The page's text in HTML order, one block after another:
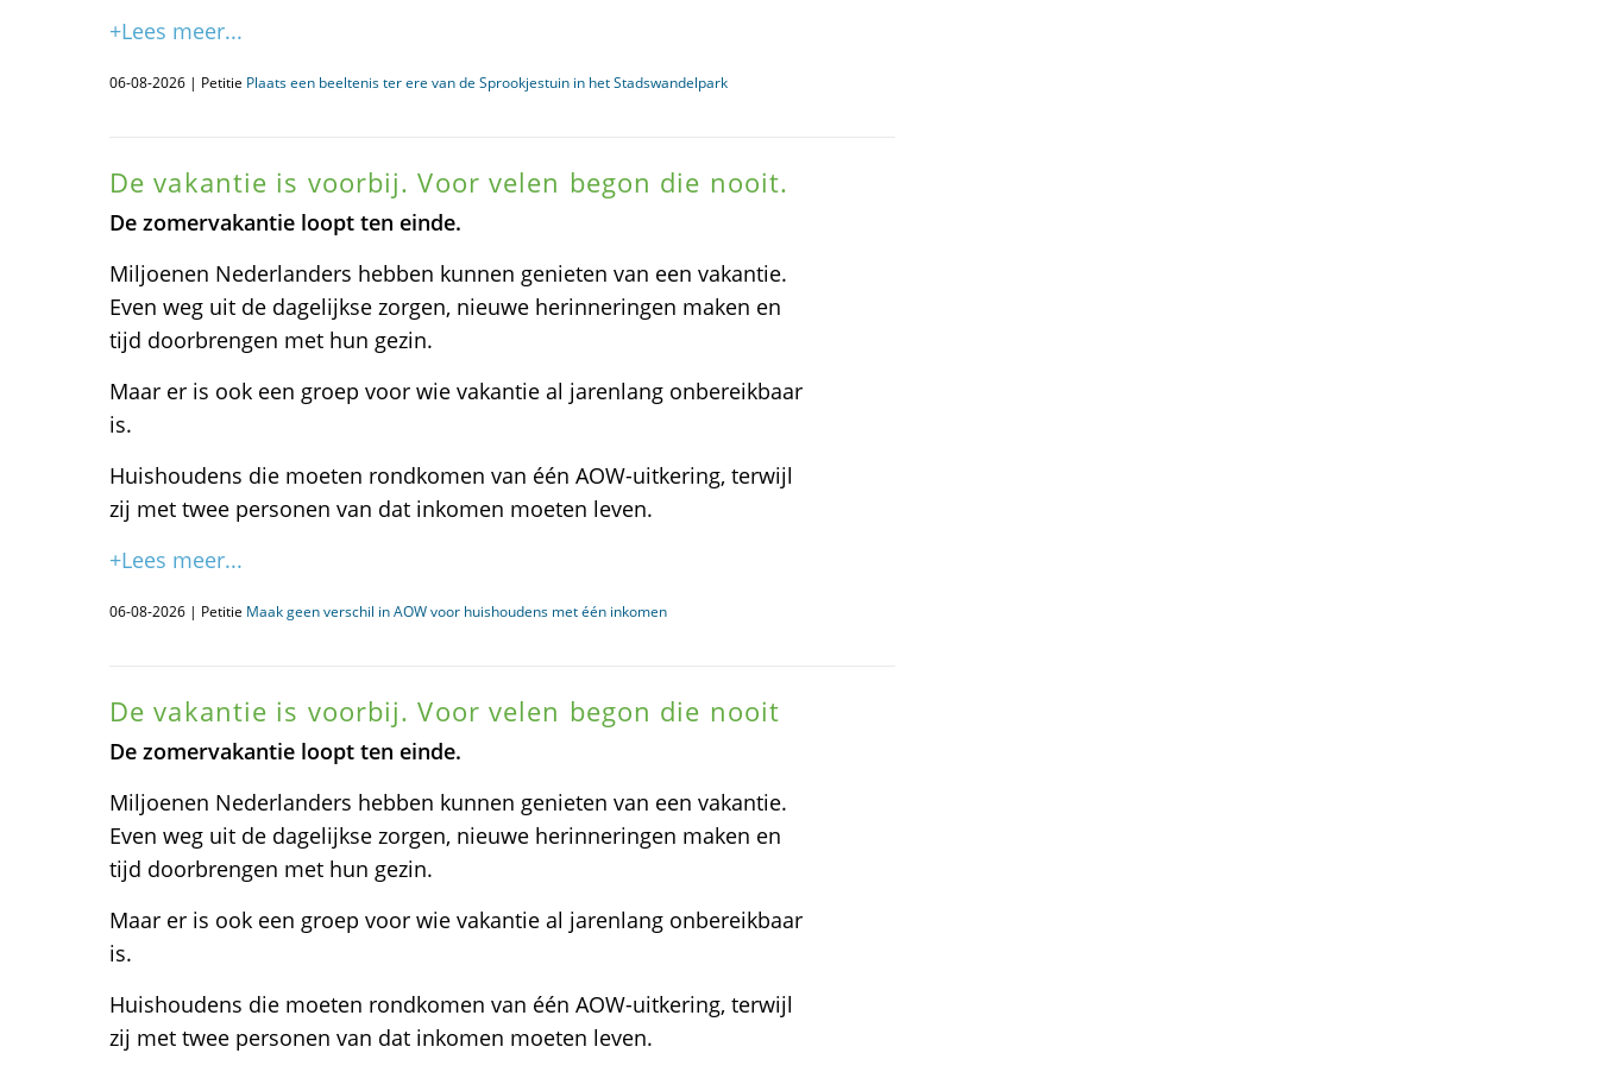
+Lees meer...
06-08-2026 | Petitie Plaats een beeltenis ter ere van de Sprookjestuin in het Stadswandelpark
De vakantie is voorbij. Voor velen begon die nooit.
De zomervakantie loopt ten einde.
Miljoenen Nederlanders hebben kunnen genieten van een vakantie.
Even weg uit de dagelijkse zorgen, nieuwe herinneringen maken en
tijd doorbrengen met hun gezin.
Maar er is ook een groep voor wie vakantie al jarenlang onbereikbaar
is.
Huishoudens die moeten rondkomen van één AOW-uitkering, terwijl
zij met twee personen van dat inkomen moeten leven.
+Lees meer...
06-08-2026 | Petitie Maak geen verschil in AOW voor huishoudens met één inkomen
De vakantie is voorbij. Voor velen begon die nooit
De zomervakantie loopt ten einde.
Miljoenen Nederlanders hebben kunnen genieten van een vakantie.
Even weg uit de dagelijkse zorgen, nieuwe herinneringen maken en
tijd doorbrengen met hun gezin.
Maar er is ook een groep voor wie vakantie al jarenlang onbereikbaar
is.
Huishoudens die moeten rondkomen van één AOW-uitkering, terwijl
zij met twee personen van dat inkomen moeten leven.